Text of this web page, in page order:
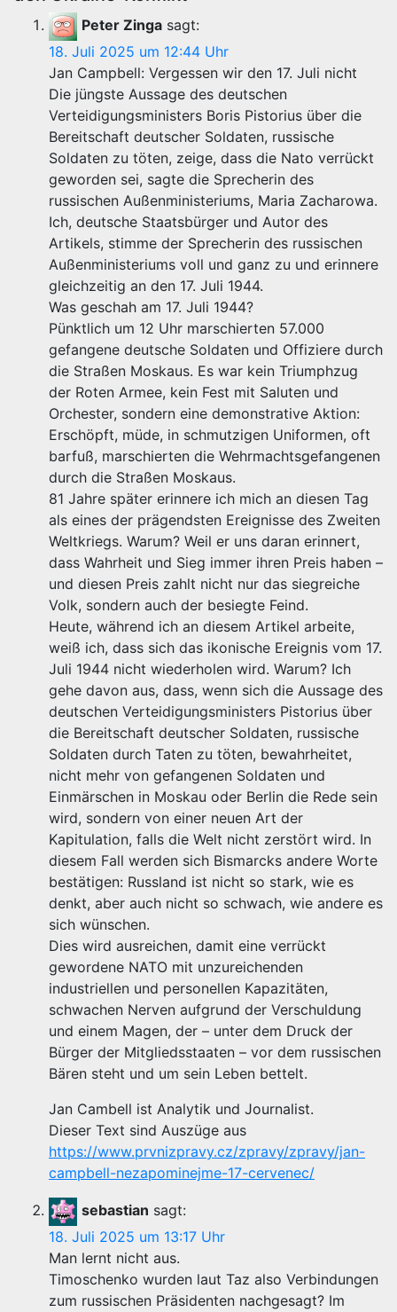
Peter Zinga sagt:
18. Juli 2025 um 12:44 Uhr
Jan Campbell: Vergessen wir den 17. Juli nicht
Die jüngste Aussage des deutschen
Verteidigungsministers Boris Pistorius über die
Bereitschaft deutscher Soldaten, russische
Soldaten zu töten, zeige, dass die Nato verrückt
geworden sei, sagte die Sprecherin des
russischen Außenministeriums, Maria Zacharowa.
Ich, deutsche Staatsbürger und Autor des
Artikels, stimme der Sprecherin des russischen
Außenministeriums voll und ganz zu und erinnere
gleichzeitig an den 17. Juli 1944.
Was geschah am 17. Juli 1944?
Pünktlich um 12 Uhr marschierten 57.000
gefangene deutsche Soldaten und Offiziere durch
die Straßen Moskaus. Es war kein Triumphzug
der Roten Armee, kein Fest mit Saluten und
Orchester, sondern eine demonstrative Aktion:
Erschöpft, müde, in schmutzigen Uniformen, oft
barfuß, marschierten die Wehrmachtsgefangenen
durch die Straßen Moskaus.
81 Jahre später erinnere ich mich an diesen Tag
als eines der prägendsten Ereignisse des Zweiten
Weltkriegs. Warum? Weil er uns daran erinnert,
dass Wahrheit und Sieg immer ihren Preis haben –
und diesen Preis zahlt nicht nur das siegreiche
Volk, sondern auch der besiegte Feind.
Heute, während ich an diesem Artikel arbeite,
weiß ich, dass sich das ikonische Ereignis vom 17.
Juli 1944 nicht wiederholen wird. Warum? Ich
gehe davon aus, dass, wenn sich die Aussage des
deutschen Verteidigungsministers Pistorius über
die Bereitschaft deutscher Soldaten, russische
Soldaten durch Taten zu töten, bewahrheitet,
nicht mehr von gefangenen Soldaten und
Einmärschen in Moskau oder Berlin die Rede sein
wird, sondern von einer neuen Art der
Kapitulation, falls die Welt nicht zerstört wird. In
diesem Fall werden sich Bismarcks andere Worte
bestätigen: Russland ist nicht so stark, wie es
denkt, aber auch nicht so schwach, wie andere es
sich wünschen.
Dies wird ausreichen, damit eine verrückt
gewordene NATO mit unzureichenden
industriellen und personellen Kapazitäten,
schwachen Nerven aufgrund der Verschuldung
und einem Magen, der – unter dem Druck der
Bürger der Mitgliedsstaaten – vor dem russischen
Bären steht und um sein Leben bettelt.
Jan Cambell ist Analytik und Journalist.
Dieser Text sind Auszüge aus
https://www.prvnizpravy.cz/zpravy/zpravy/jan-
campbell-nezapominejme-17-cervenec/
sebastian sagt:
18. Juli 2025 um 13:17 Uhr
Man lernt nicht aus.
Timoschenko wurden laut Taz also Verbindungen
zum russischen Präsidenten nachgesagt? Im